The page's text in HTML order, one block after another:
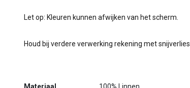
Let op: Kleuren kunnen afwijken van het scherm.
Houd bij verdere verwerking rekening met snijverlies.